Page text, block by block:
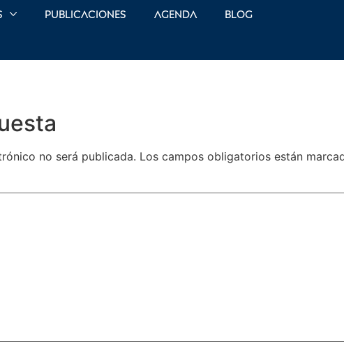
Publicaciones Agenda Blog
no será publicada. Los campos obligatorios están